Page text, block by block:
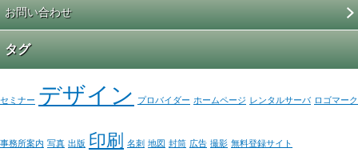
お問い合わせ
タグ
セミナー デザイン プロバイダー ホームページ レンタルサーバ ロゴマーク
事務所案内 写真 出版 印刷 名刺 地図 封筒 広告 撮影 無料登録サイト